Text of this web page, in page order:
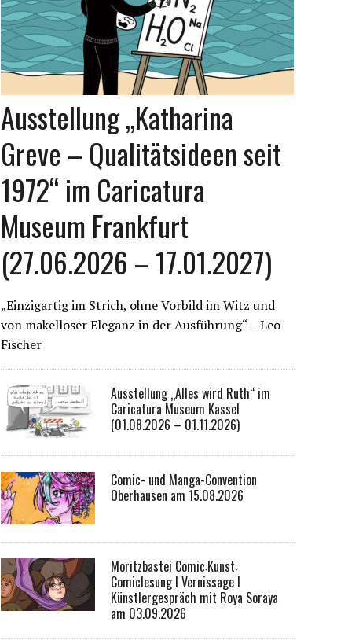
Ausstellung „Katharina
Greve – Qualitätsideen seit
1972“ im Caricatura
Museum Frankfurt
(27.06.2026 – 17.01.2027)
„Einzigartig im Strich, ohne Vorbild im Witz und
von makelloser Eleganz in der Ausführung“ – Leo
Fischer
Ausstellung „Alles wird Ruth“ im
Caricatura Museum Kassel
(01.08.2026 – 01.11.2026)
Comic- und Manga-Convention
Oberhausen am 15.08.2026
Moritzbastei Comic:Kunst:
Comiclesung I Vernissage I
Künstlergespräch mit Roya Soraya
am 03.09.2026